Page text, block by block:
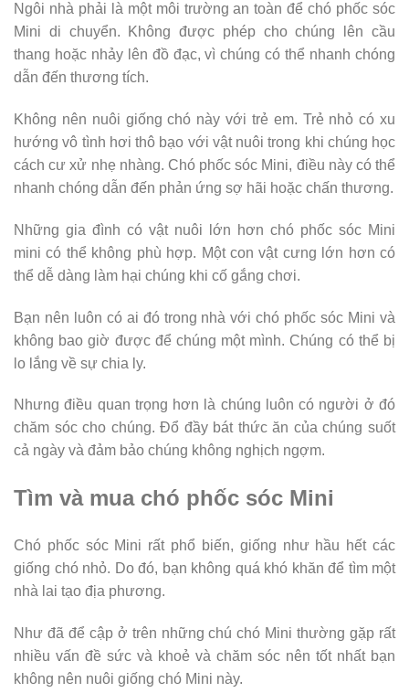
Ngôi nhà phải là một môi trường an toàn để chó phốc sóc
Mini di chuyển. Không được phép cho chúng lên cầu
thang hoặc nhảy lên đồ đạc, vì chúng có thể nhanh chóng
dẫn đến thương tích.
Không nên nuôi giống chó này với trẻ em. Trẻ nhỏ có xu
hướng vô tình hơi thô bạo với vật nuôi trong khi chúng học
cách cư xử nhẹ nhàng. Chó phốc sóc Mini, điều này có thể
nhanh chóng dẫn đến phản ứng sợ hãi hoặc chấn thương.
Những gia đình có vật nuôi lớn hơn chó phốc sóc Mini
mini có thể không phù hợp. Một con vật cưng lớn hơn có
thể dễ dàng làm hại chúng khi cố gắng chơi.
Bạn nên luôn có ai đó trong nhà với chó phốc sóc Mini và
không bao giờ được để chúng một mình. Chúng có thể bị
lo lắng về sự chia ly.
Nhưng điều quan trọng hơn là chúng luôn có người ở đó
chăm sóc cho chúng. Đổ đầy bát thức ăn của chúng suốt
cả ngày và đảm bảo chúng không nghịch ngợm.
Tìm và mua chó phốc sóc Mini
Chó phốc sóc Mini rất phổ biến, giống như hầu hết các
giống chó nhỏ. Do đó, bạn không quá khó khăn để tìm một
nhà lai tạo địa phương.
Như đã để cập ở trên những chú chó Mini thường gặp rất
nhiều vấn đề sức và khoẻ và chăm sóc nên tốt nhất bạn
không nên nuôi giống chó Mini này.